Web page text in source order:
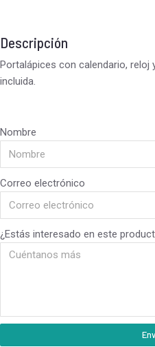
Descripción
Portalápices con calendario,
incluida.
Nombre
Correo electrónico
¿Estás interesado en este